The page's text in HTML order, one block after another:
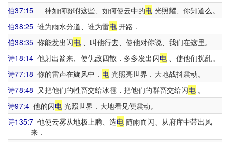
伯37:15 神如何吩咐这些、如何使云中的电 光照耀、你知道么。
伯38:25 谁为雨水分道、谁为雷电 开路．
伯38:35 你能发出闪电 、叫他行去、使他对你说、我们在这里。
诗18:14 他射出箭来、使仇敌四散．多多发出闪电 、使他们扰乱。
诗77:18 你的雷声在旋风中． 电 光照亮世界．大地战抖震动。
诗78:48 又把他们的牲畜交给冰雹．把他们的群畜交给闪电 。
诗97:4 他的闪电 光照世界．大地看见便震动。
诗135:7 他使云雾从地极上腾、造电 随雨而闪、从府库中带出风
来．